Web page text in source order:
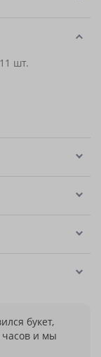
шт.
букет,
и мы